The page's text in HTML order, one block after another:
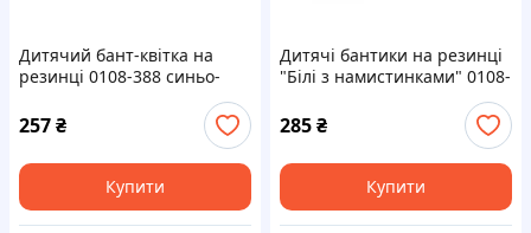
Дитячий бант-квітка на
резинці 0108-388 синьо-
257₴
Купити
Дитячі бантики на резинці
"Білі з намистинками" 0108-
285₴
Купити